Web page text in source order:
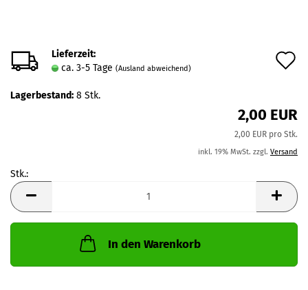
Lieferzeit:
ca. 3-5 Tage (Ausland abweichend)
Lagerbestand: 8 Stk.
2,00 EUR
2,00 EUR pro Stk.
inkl. 19% MwSt. zzgl. Versand
Stk.:
Stk.
In den Warenkorb